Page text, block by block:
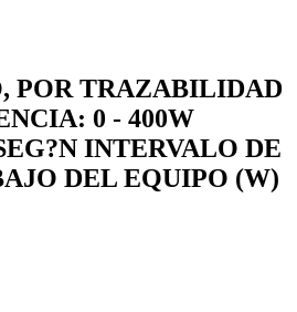
POR TRAZABILIDAD
0 - 400W
INTERVALO DE
DEL EQUIPO (W)